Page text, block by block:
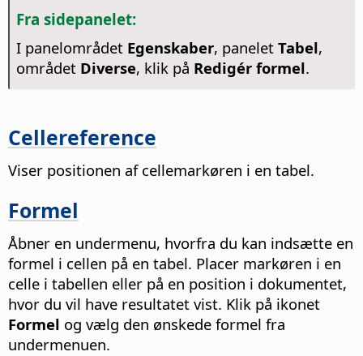
Fra sidepanelet:
I panelområdet Egenskaber, panelet Tabel,
området Diverse, klik på Redigér formel.
Cellereference
Viser positionen af cellemarkøren i en tabel.
Formel
Åbner en undermenu, hvorfra du kan indsætte en
formel i cellen på en tabel. Placer markøren i en
celle i tabellen eller på en position i dokumentet,
hvor du vil have resultatet vist. Klik på ikonet
Formel og vælg den ønskede formel fra
undermenuen.